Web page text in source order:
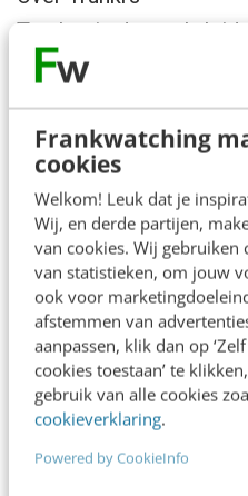
Frankwatching
cookies
Welkom! Leuk dat je
Wij, en derde partijen,
van cookies. Wij
van statistieken, om jouw
ook voor
afstemmen van
aanpassen, klik dan op
cookies toestaan’ te
gebruik van alle cookies
cookieverklaring.
Powered by CookieInfo
Trunkrs is de
commerce bezorging
Woerden orchestreert
van 500+ chauffeurs
dat dagelijks
200 e-commerce
Vlaanderen. Trunkrs
Jan Wijn en Dimitri
levert circa 4 miljoen
een focus op same-
afgelopen jaren
expliciet op
snelstgroeiende